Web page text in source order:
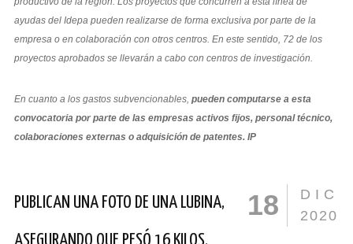
ayudas del Idepa pueden realizarse de forma exclusiva por parte de la
empresa o en colaboración con otros centros. En este sentido, 72 de los
proyectos aprobados se llevarán a cabo con centros de investigación.
En cuanto a los gastos subvencionables, pueden computarse a esta
convocatoria por parte de las empresas activos fijos, personal técnico,
colaboraciones externas o adquisición de patentes. IP
PUBLICAN UNA FOTO DE UNA LUBINA,
ASEGURANDO QUE PESÓ 16 KILOS.
DIC
2020
18